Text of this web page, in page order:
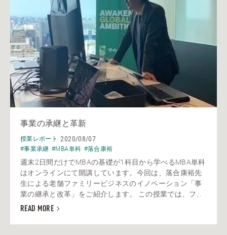
事業の承継と革新
授業レポート 2020/08/07
#事業承継 #MBA単科 #落合康裕
週末2日間だけでMBAの基礎が1科目から学べるMBA単科
はオンラインにて開講しています。今回は、落合康裕先
生による老舗ファミリービジネスのイノベーション「事
業の継承と改革」をご紹介します。 この授業では、フ...
READ MORE